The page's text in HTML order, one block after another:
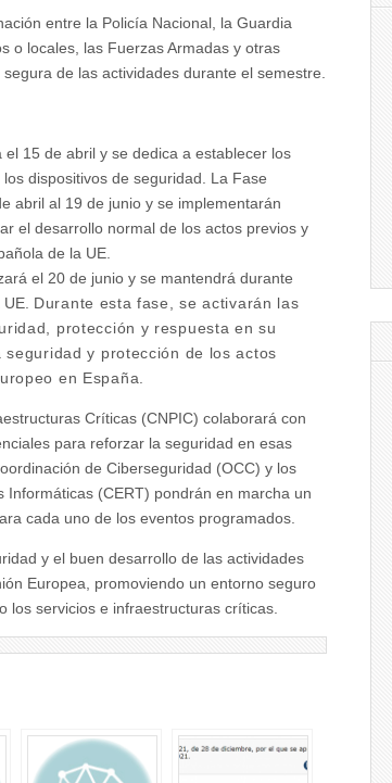
entre la Policía Nacional, la Guardia
o locales, las Fuerzas Armadas y otras
de las actividades durante el semestre.
15 de abril y se dedica a establecer los
dispositivos de seguridad. La Fase
abril al 19 de junio y se implementarán
el desarrollo normal de los actos previos y
de la UE.
el 20 de junio y se mantendrá durante
Durante esta fase, se activarán las
protección y respuesta en su
y protección de los actos
en España.
Críticas (CNPIC) colaborará con
para reforzar la seguridad en esas
de Ciberseguridad (OCC) y los
(CERT) pondrán en marcha un
cada uno de los eventos programados.
y el buen desarrollo de las actividades
Europea, promoviendo un entorno seguro
los servicios e infraestructuras críticas.